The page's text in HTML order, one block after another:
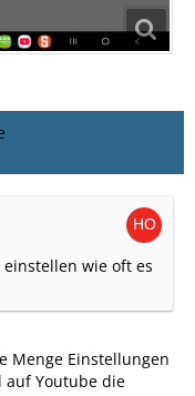
wie oft es
Menge Einstellungen
auf Youtube die